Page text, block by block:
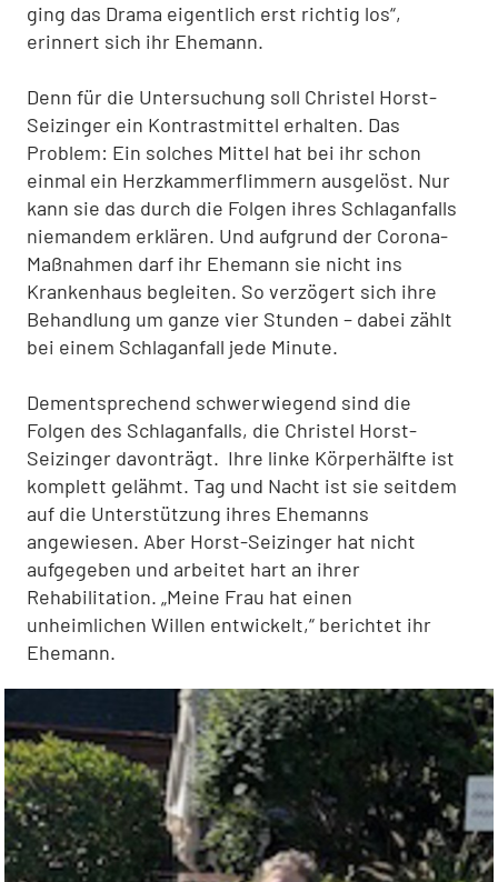
ging das Drama eigentlich erst richtig los“,
erinnert sich ihr Ehemann.
Denn für die Untersuchung soll Christel Horst-
Seizinger ein Kontrastmittel erhalten. Das
Problem: Ein solches Mittel hat bei ihr schon
einmal ein Herzkammerflimmern ausgelöst. Nur
kann sie das durch die Folgen ihres Schlaganfalls
niemandem erklären. Und aufgrund der Corona-
Maßnahmen darf ihr Ehemann sie nicht ins
Krankenhaus begleiten. So verzögert sich ihre
Behandlung um ganze vier Stunden – dabei zählt
bei einem Schlaganfall jede Minute.
Dementsprechend schwerwiegend sind die
Folgen des Schlaganfalls, die Christel Horst-
Seizinger davonträgt. Ihre linke Körperhälfte ist
komplett gelähmt. Tag und Nacht ist sie seitdem
auf die Unterstützung ihres Ehemanns
angewiesen. Aber Horst-Seizinger hat nicht
aufgegeben und arbeitet hart an ihrer
Rehabilitation. „Meine Frau hat einen
unheimlichen Willen entwickelt,“ berichtet ihr
Ehemann.